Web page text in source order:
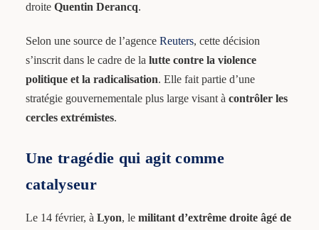
droite Quentin Derancq.
Selon une source de l’agence Reuters, cette décision
s’inscrit dans le cadre de la lutte contre la violence
politique et la radicalisation. Elle fait partie d’une
stratégie gouvernementale plus large visant à contrôler les
cercles extrémistes.
Une tragédie qui agit comme
catalyseur
Le 14 février, à Lyon, le militant d’extrême droite âgé de